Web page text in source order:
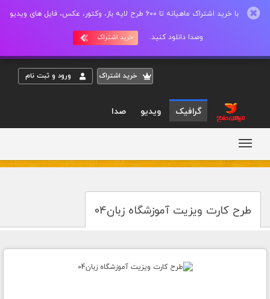
با خرید اشتراک ماهیانه تا 600 طرح لایه باز، وکتور، عکس، فایل های ویدیو
وصدا دانلود کنید. خرید اشتراک
خريد اشتراک ورود و ثبت نام
گرافیک ویدیو صدا
طرح کارت ویزیت آموزشگاه زبان04